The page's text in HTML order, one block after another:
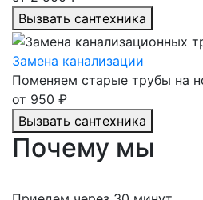
Вызвать сантехника
Замена канализации
Поменяем старые трубы на
от 950 ₽
Вызвать сантехника
Почему мы